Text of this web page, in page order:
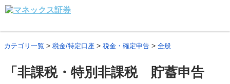
カテゴリ一覧 > 税金/特定口座 > 税金・確定申告 > 全般
「非課税・特別非課税 貯蓄申告